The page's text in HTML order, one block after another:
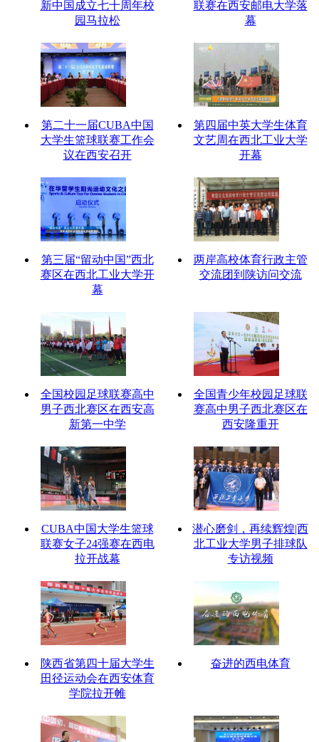
新中国成立七十周年校
园马拉松
联赛在西安邮电大学落
幕
第二十一届CUBA中国
大学生篮球联赛工作会
议在西安召开
第四届中英大学生体育
文艺周在西北工业大学
开幕
第三届“留动中国”西北
赛区在西北工业大学开
幕
两岸高校体育行政主管
交流团到陕访问交流
全国校园足球联赛高中
男子西北赛区在西安高
新第一中学
全国青少年校园足球联
赛高中男子西北赛区在
西安隆重开
CUBA中国大学生篮球
联赛女子24强赛在西电
拉开战幕
潜心磨剑，再续辉煌|西
北工业大学男子排球队
专访视频
陕西省第四十届大学生
田径运动会在西安体育
学院拉开帷
奋进的西电体育